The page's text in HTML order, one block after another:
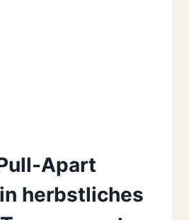
Apart
herbstliches